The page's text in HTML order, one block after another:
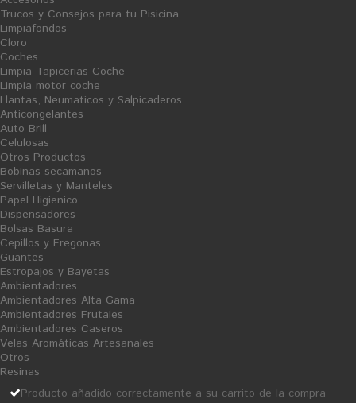
Trucos y Consejos para tu Pisicina
Limpiafondos
Cloro
Coches
Limpia Tapicerias Coche
Limpia motor coche
Llantas, Neumaticos y Salpicaderos
Anticongelantes
Auto Brill
Celulosas
Otros Productos
Bobinas secamanos
Servilletas y Manteles
Papel Higienico
Dispensadores
Bolsas Basura
Cepillos y Fregonas
Guantes
Estropajos y Bayetas
Ambientadores
Ambientadores Alta Gama
Ambientadores Frutales
Ambientadores Caseros
Velas Aromáticas Artesanales
Otros
Resinas
Producto añadido correctamente a su carrito de la compra
Compartir en Facebook
Print
COLORANTE PARA RESINA - 1 KG
Reference: 09/01041
Condition: New product
Colorantes para su dilución directa en resinas al disolvente y agua.
Regenera el color deteriorado del hormigón. Varias tonalidades.
18,38 €Iva incluido
Cantidad
Formato